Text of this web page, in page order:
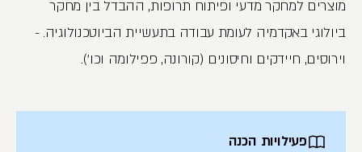
מוצרים למחקר מדעי ופיתוח תרופות, ההבדל בין מחקר
ביולוגי באקדמיה לעומת עבודה בתעשיית הביוטכנולוגיה. -
וירוסים, חיידקים וחיסונים (קורונה, פפילומה וכו').
פעילויות הכנה